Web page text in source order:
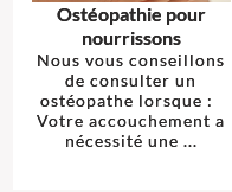
Ostéopathie pour
nourrissons
Nous vous conseillons
de consulter un
ostéopathe lorsque :
Votre accouchement a
nécessité une ...